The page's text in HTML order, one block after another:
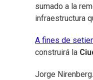
sumado a la
infraestructura
A fines de
construirá la
Jorge Nirenberg.